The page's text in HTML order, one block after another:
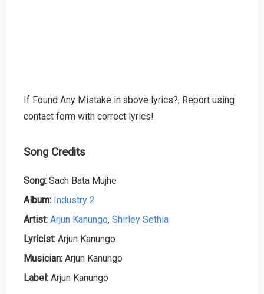
If Found Any Mistake in above lyrics?, Report using
contact form with correct lyrics!
Song Credits
Song: Sach Bata Mujhe
Album: Industry 2
Artist: Arjun Kanungo, Shirley Sethia
Lyricist: Arjun Kanungo
Musician: Arjun Kanungo
Label: Arjun Kanungo